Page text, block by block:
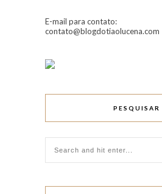
E-mail para contato:
contato@blogdotiaolucena.com
PESQUISAR